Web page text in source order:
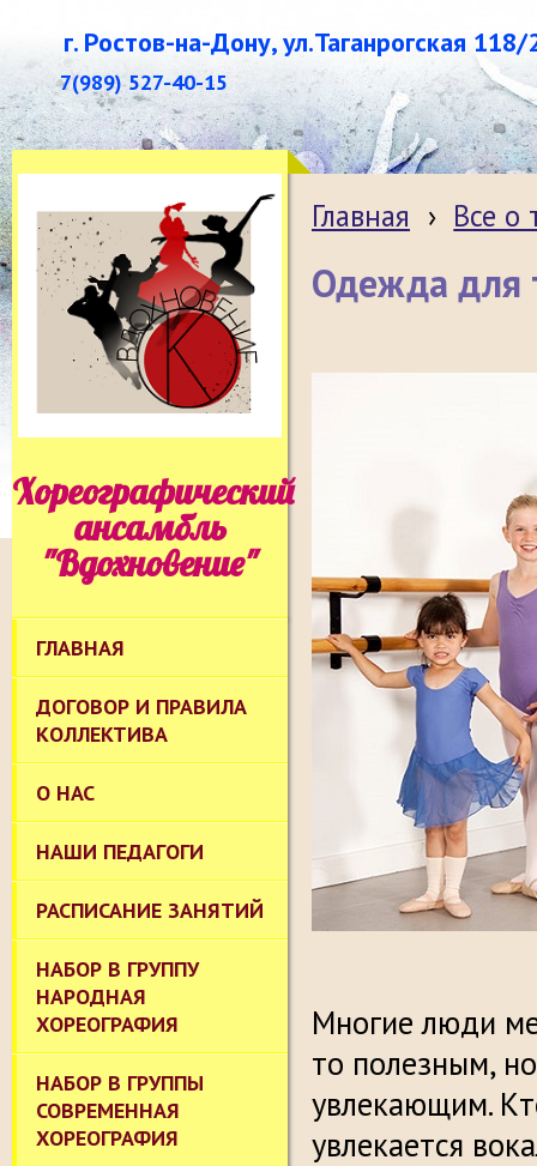
г. Ростов-на-Дону, ул.Таганрогская 118/
7(989) 527-40-15
Хореографический
ансамбль
"Вдохновение"
ГЛАВНАЯ
ДОГОВОР И ПРАВИЛА
КОЛЛЕКТИВА
О НАС
НАШИ ПЕДАГОГИ
РАСПИСАНИЕ ЗАНЯТИЙ
НАБОР В ГРУППУ
НАРОДНАЯ
ХОРЕОГРАФИЯ
НАБОР В ГРУППЫ
СОВРЕМЕННАЯ
ХОРЕОГРАФИЯ
Главная › Все о
Одежда для
Многие люди
то полезным,
увлекающим.
увлекается